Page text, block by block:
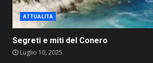
ATTUALITA
Segreti e miti del Conero
Luglio 10, 2025